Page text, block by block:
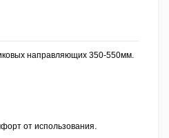
направляющих 350-550мм.
от использования.